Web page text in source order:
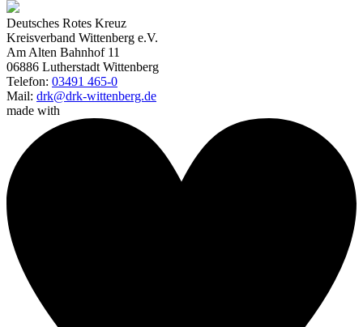
Deutsches Rotes Kreuz
Kreisverband Wittenberg e.V.
Am Alten Bahnhof 11
06886 Lutherstadt Wittenberg
Telefon: 03491 465-0
Mail: drk@drk-wittenberg.de
made with